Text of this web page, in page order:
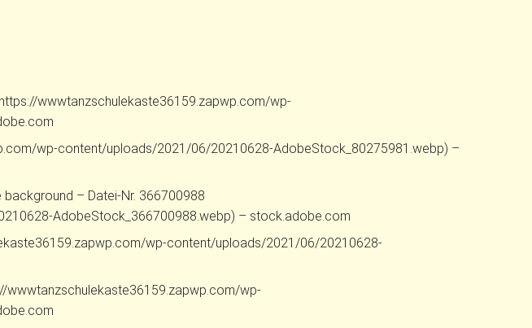
wwwtanzschulekaste36159.zapwp.com/wp-
wp-content/uploads/2021/06/20210628-AdobeStock_80275981.webp) –
– Datei-Nr. 366700988
AdobeStock_366700988.webp) – stock.adobe.com
wp-content/uploads/2021/06/20210628-
wwwtanzschulekaste36159.zapwp.com/wp-